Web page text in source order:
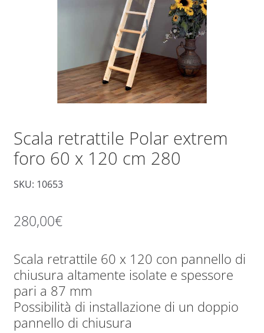
Scala retrattile Polar extrem
foro 60 x 120 cm 280
SKU: 10653
280,00€
Scala retrattile 60 x 120 con pannello di
chiusura altamente isolate e spessore
pari a 87 mm
Possibilità di installazione di un doppio
pannello di chiusura